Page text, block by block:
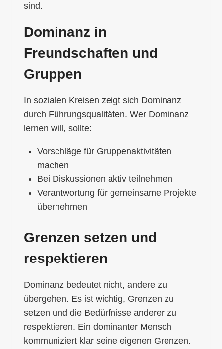
sind.
Dominanz in
Freundschaften und
Gruppen
In sozialen Kreisen zeigt sich Dominanz
durch Führungsqualitäten. Wer Dominanz
lernen will, sollte:
Vorschläge für Gruppenaktivitäten
machen
Bei Diskussionen aktiv teilnehmen
Verantwortung für gemeinsame Projekte
übernehmen
Grenzen setzen und
respektieren
Dominanz bedeutet nicht, andere zu
übergehen. Es ist wichtig, Grenzen zu
setzen und die Bedürfnisse anderer zu
respektieren. Ein dominanter Mensch
kommuniziert klar seine eigenen Grenzen.